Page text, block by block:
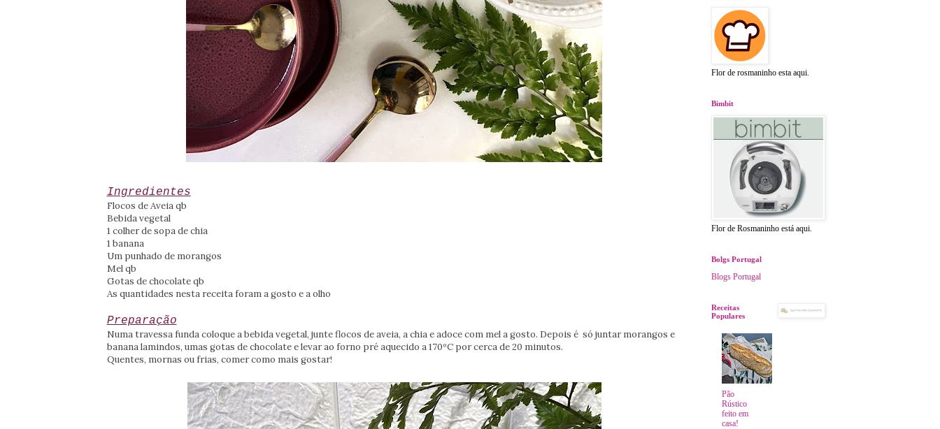
Ingredientes
Flocos de Aveia qb
Bebida vegetal
1 colher de sopa de chia
1 banana
Um punhado de morangos
Mel qb
Gotas de chocolate qb
As quantidades nesta receita foram a gosto e a olho
Preparação
Numa travessa funda coloque a bebida vegetal, junte flocos de aveia, a chia e adoce com mel a gosto. Depois é só juntar morangos e
banana lamindos, umas gotas de chocolate e levar ao forno pré aquecido a 170ºC por cerca de 20 minutos.
Quentes, mornas ou frias, comer como mais gostar!
Flor de rosmaninho esta aqui.
Bimbit
Flor de Rosmaninho está aqui.
Bolgs Portugal
Blogs Portugal
Receitas
Populares
Pão
Rústico
feito em
casa!